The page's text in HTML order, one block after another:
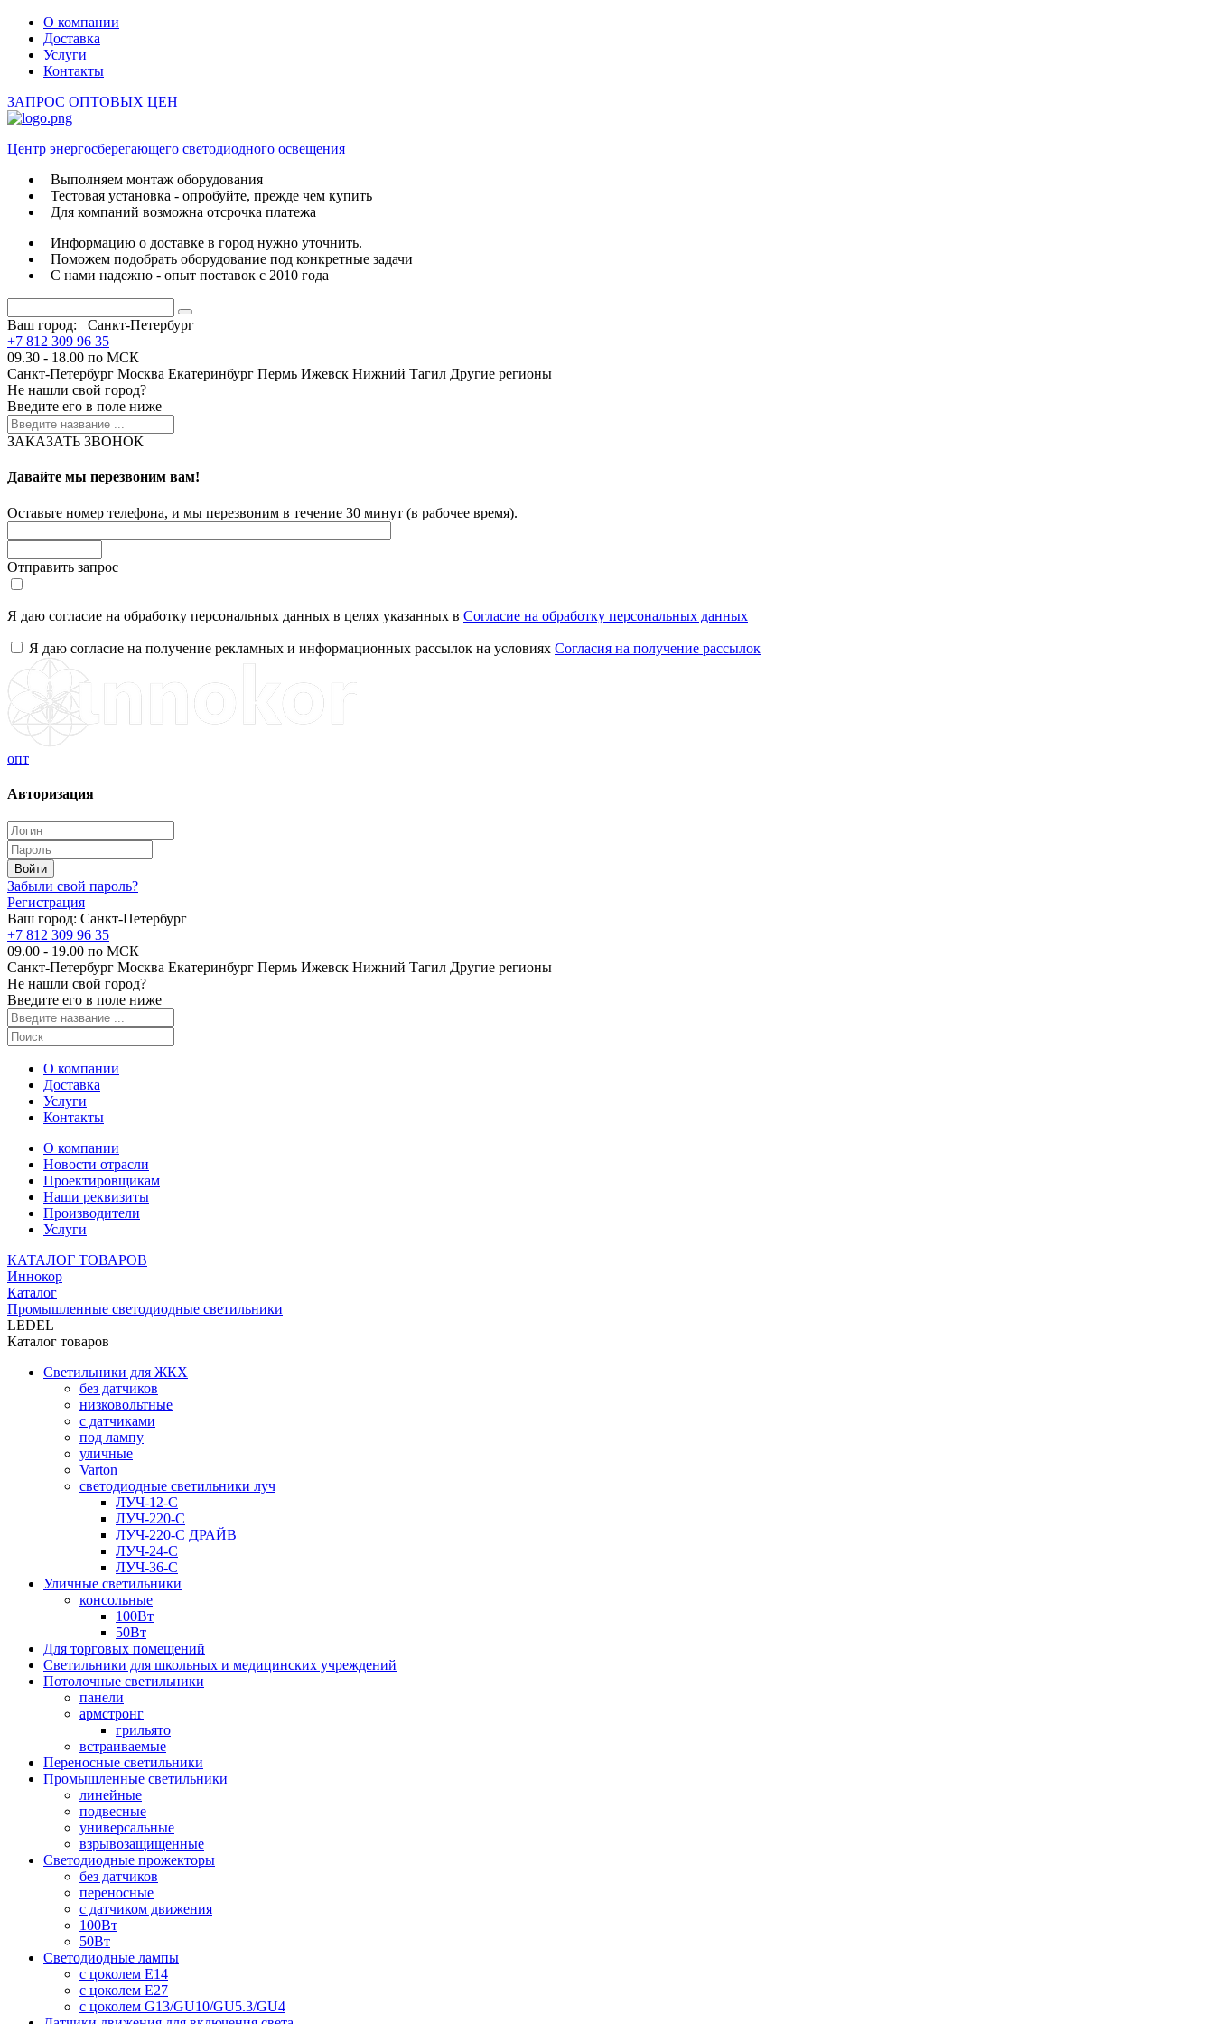
О компании
Доставка
Услуги
Контакты
ЗАПРОС ОПТОВЫХ ЦЕН
Центр энергосберегающего светодиодного освещения
Выполняем монтаж оборудования
Тестовая установка - опробуйте, прежде чем купить
Для компаний возможна отсрочка платежа
Информацию о доставке в город нужно уточнить.
Поможем подобрать оборудование под конкретные задачи
С нами надежно - опыт поставок с 2010 года
Ваш город:
Санкт-Петербург
+7 812 309 96 35
09.30 - 18.00 по МСК
Санкт-Петербург Москва Екатеринбург Пермь Ижевск Нижний Тагил Другие регионы
Не нашли свой город?
Введите его в поле ниже
ЗАКАЗАТЬ ЗВОНОК
Давайте мы перезвоним вам!
Оставьте номер телефона, и мы перезвоним в течение 30 минут (в рабочее время).
Отправить запрос
Я даю согласие на обработку персональных данных в целях указанных в Согласие на обработку персональных данных
Я даю согласие на получение рекламных и информационных рассылок на условиях Согласия на получение рассылок
опт
Авторизация
Забыли свой пароль?
Регистрация
Ваш город: Санкт-Петербург
+7 812 309 96 35
09.00 - 19.00 по МСК
Санкт-Петербург Москва Екатеринбург Пермь Ижевск Нижний Тагил Другие регионы
Не нашли свой город?
Введите его в поле ниже
О компании
Доставка
Услуги
Контакты
О компании
Новости отрасли
Проектировщикам
Наши реквизиты
Производители
Услуги
КАТАЛОГ ТОВАРОВ
Иннокор
Каталог
Промышленные светодиодные светильники
LEDEL
Каталог товаров
Светильники для ЖКХ
без датчиков
низковольтные
с датчиками
под лампу
уличные
Varton
светодиодные светильники луч
ЛУЧ-12-С
ЛУЧ-220-С
ЛУЧ-220-С ДРАЙВ
ЛУЧ-24-С
ЛУЧ-36-С
Уличные светильники
консольные
100Вт
50Вт
Для торговых помещений
Светильники для школьных и медицинских учреждений
Потолочные светильники
панели
армстронг
грильято
встраиваемые
Переносные светильники
Промышленные светильники
линейные
подвесные
универсальные
взрывозащищенные
Светодиодные прожекторы
без датчиков
переносные
с датчиком движения
100Вт
50Вт
Светодиодные лампы
с цоколем E14
с цоколем E27
с цоколем G13/GU10/GU5.3/GU4